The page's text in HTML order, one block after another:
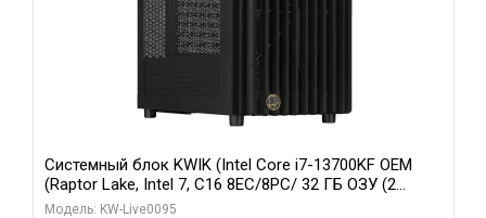
Системный блок KWIK (Intel Core i7-13700KF OEM
(Raptor Lake, Intel 7, C16 8EC/8PC/ 32 ГБ ОЗУ (2
модуля)/ Afox RTX4090 24GB GDDR6X 384-Bit 3xDP
Модель: KW-Live0095